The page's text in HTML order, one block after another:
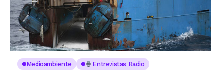
Medioambiente Entrevistas Radio